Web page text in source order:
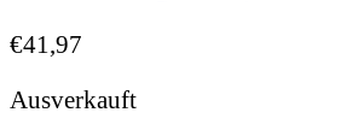
€41,97
Ausverkauft